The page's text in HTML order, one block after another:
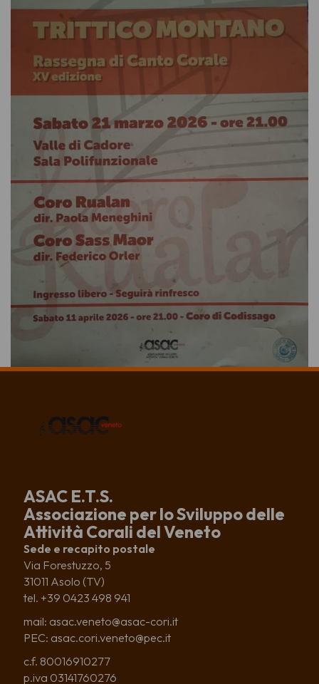
ASAC E.T.S.
Associazione per lo Sviluppo delle
Attività Corali del Veneto
Sede e recapito postale
Via Forestuzzo, 5
31011 Asolo (TV)
tel. +39 0423 498 941
mail: asac.veneto@asac-cori.it
PEC: asac.cori.veneto@pec.it
c.f. 80016910277
p.iva 03141760276